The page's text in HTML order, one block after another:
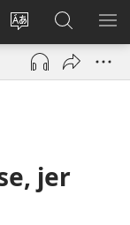
Promeni
jezik
sajta
Prijava
(otvara
prozor)
Pretraga
sajta
JW.ORG
jer